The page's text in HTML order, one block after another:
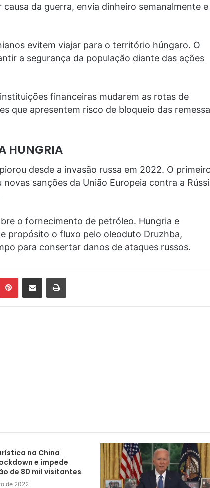
da guerra, envia dinheiro semanalmente e
evitem viajar para o território húngaro. O
a segurança da população diante das ações
financeiras mudarem as rotas de
que apresentem risco de bloqueio das
HUNGRIA
desde a invasão russa em 2022. O
sanções da União Europeia contra a
o fornecimento de petróleo. Hungria e
propósito o fluxo pelo oleoduto Druzhba,
para consertar danos de ataques russos.
PinterestCompartilhar via e-mail Imprimir
na China
e impede
de 80 mil visitantes
de 2022